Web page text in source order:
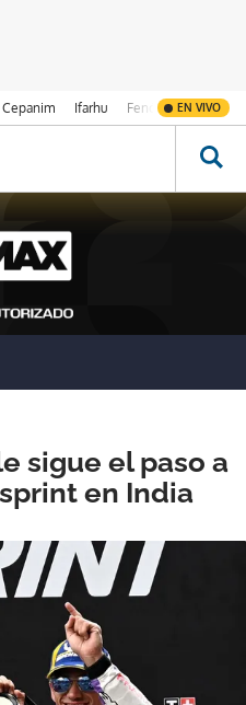
Cepanim Ifarhu Fenómeno de El
EN VIVO
sigue el paso a
en India